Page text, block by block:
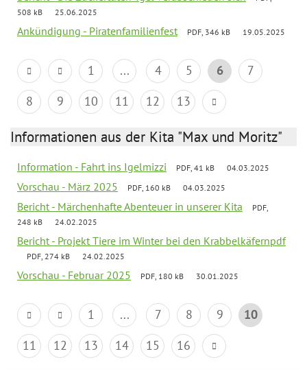
508 kB
25.06.2025
Ankündigung - Piratenfamilienfest PDF, 346 kB 19.05.2025
1 ... 4 5 6
7
8
9 10 11 12 13
Informationen aus der Kita "Max und Moritz"
Information - Fahrt ins Igelmizzi PDF, 41 kB 04.03.2025
Vorschau - März 2025 PDF, 160 kB 04.03.2025
Bericht - Märchenhafte Abenteuer in unserer Kita
PDF,
248 kB
24.02.2025
Bericht - Projekt Tiere im Winter bei den Krabbelkäfernpdf
PDF, 274 kB 24.02.2025
Vorschau - Februar 2025 PDF, 180 kB 30.01.2025
1 ... 7 8 9
10
11
12 13 14 15 16